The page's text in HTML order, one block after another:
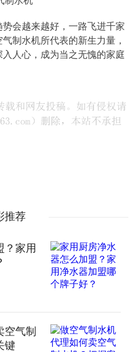
会越来越好，一路飞进千家
制水机所代表的新生力量，
人心，成为当之无愧的家庭
推荐
？家用
气制
键